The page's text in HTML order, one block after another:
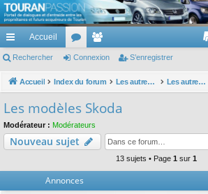
TouranPassion
Le forum des propriétaires ou futurs acquéreurs du
cc
ès
pi
de
Accueil
or
u
e
m
Rechercher Connexion S’enregistrer
Accueil Index du forum Les autres voitures et ce qui touche à la voiture Les autres modèles du groupe VW
Les modèles Skoda
Modérateur : Modérateurs
Nouveau sujet
13 sujets • Page 1 sur 1
Annonces